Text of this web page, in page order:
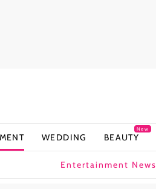
WEDDING BEAUTY
New
Entertainment News